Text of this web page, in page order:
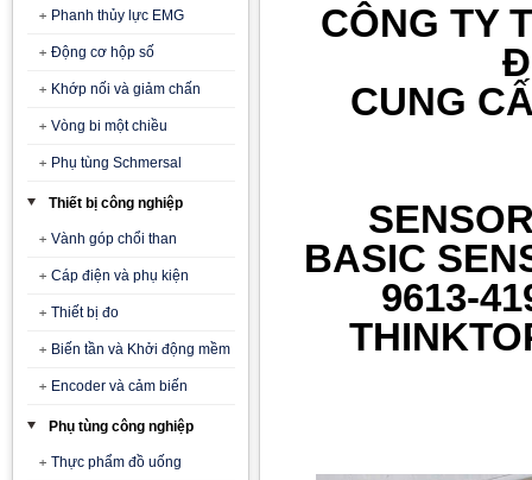
Phanh thủy lực EMG
Động cơ hộp số
Khớp nối và giảm chấn
Vòng bi một chiều
Phụ tùng Schmersal
Thiết bị công nghiệp
Vành góp chổi than
Cáp điện và phụ kiện
Thiết bị đo
Biến tần và Khởi động mềm
Encoder và cảm biến
Phụ tùng công nghiệp
Thực phẩm đồ uống
CÔNG TY
CUNG
BASIC
9613-